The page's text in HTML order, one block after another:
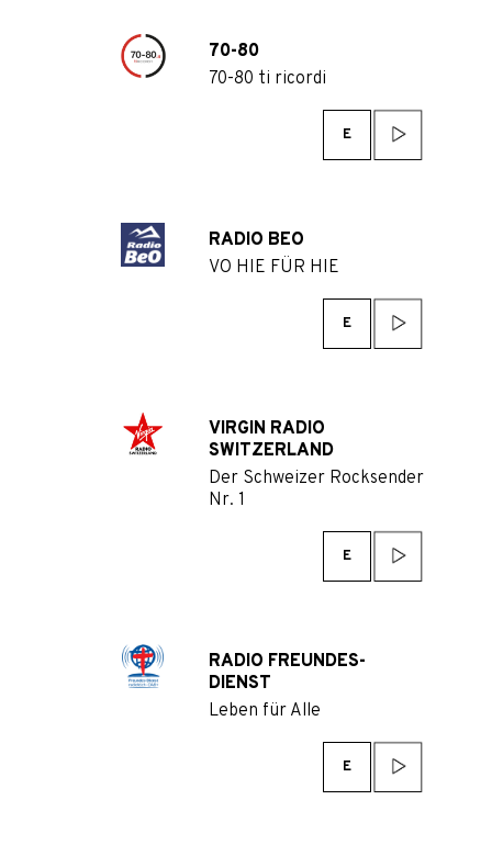
70-80
70-80 ti ricordi
E
RADIO BEO
VO HIE FÜR HIE
E
VIRGIN RADIO
SWITZERLAND
Der Schweizer Rocksender
Nr. 1
E
RADIO FREUNDES-
DIENST
Leben für Alle
E